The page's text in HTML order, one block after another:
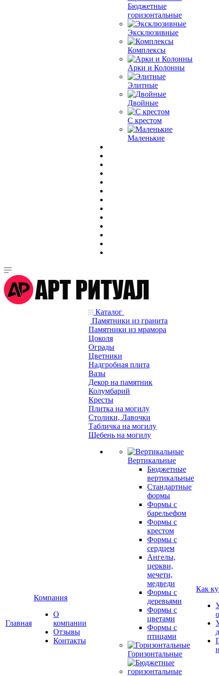
Бюджетные
горизонтальные
Эксклюзивные
Комплексы
Арки и Колонны
Элитные
Двойные
С крестом
Маленькие
Главная
Компания
О
компании
Отзывы
Контакты
Каталог
Памятники из гранита
Памятники из мрамора
Цоколя
Ограды
Цветники
Надгробная плита
Вазы
Декор на памятник
Колумбарий
Кресты
Плитка на могилу
Столики, Лавочки
Табличка на могилу
Щебень на могилу
Вертикальные
Бюджетные
вертикальные
Стандартные
формы
Формы с
барельефом
Формы с
крестом
Формы с
сердцем
Ангелы,
церкви,
мечети,
медведи
Формы с
деревьями
Формы с
цветами
Формы с
птицами
Горизонтальные
Как